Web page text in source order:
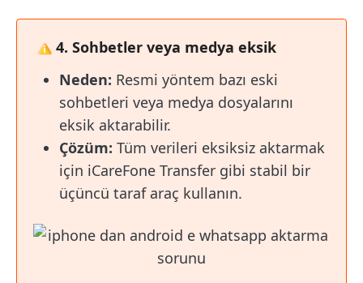
4. Sohbetler veya medya eksik
Neden: Resmi yöntem bazı eski
sohbetleri veya medya dosyalarını
eksik aktarabilir.
Çözüm: Tüm verileri eksiksiz aktarmak
için iCareFone Transfer gibi stabil bir
üçüncü taraf araç kullanın.